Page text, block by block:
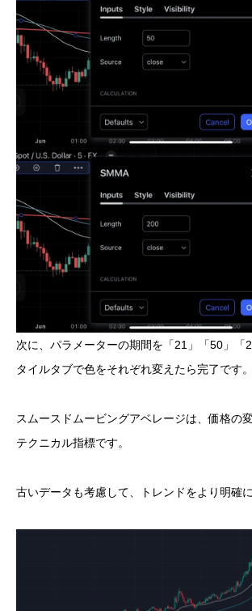
次に、パラメーターの期間を「21」「50」「
タイルタブで色をそれぞれ変えたら完了です。
スムースドムービングアベレージは、価格の
テクニカル指標です。
古いデータも考慮して、トレンドをより明確に